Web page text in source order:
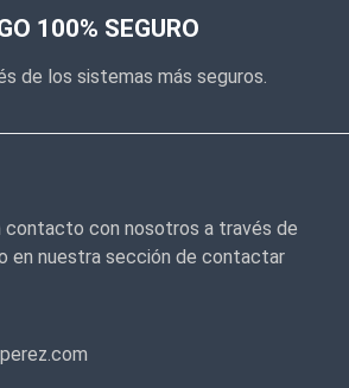
100% SEGURO
de los sistemas más seguros.
contacto con nosotros a través de
en nuestra sección de contactar